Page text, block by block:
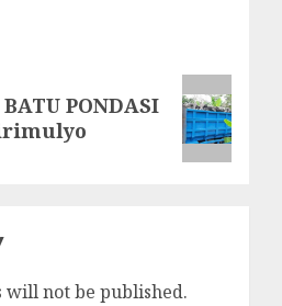
PONDASI
will not be published.